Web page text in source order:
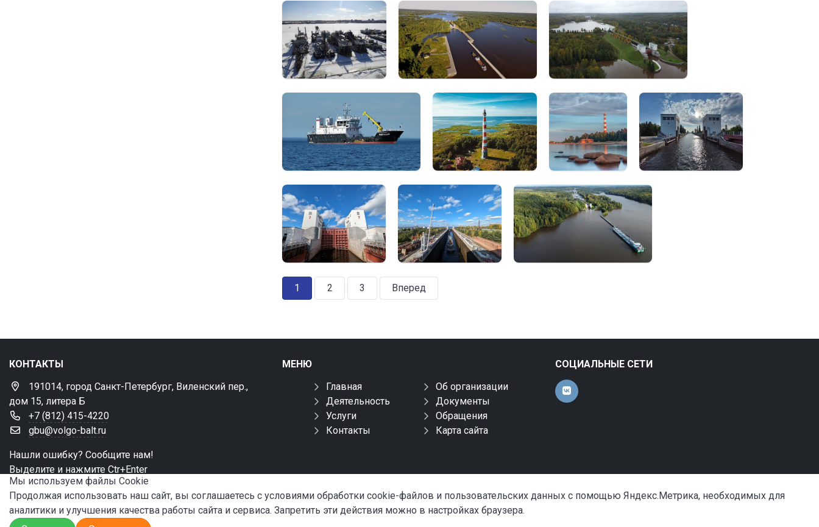
1 2 3 Вперед
КОНТАКТЫ
191014, город Санкт-Петербург, Виленский пер.,
дом 15, литера Б
+7 (812) 415-4220
gbu@volgo-balt.ru
Нашли ошибку? Сообщите нам!
Выделите и нажмите Ctr+Enter
МЕНЮ
Главная
Об организации
Деятельность
Документы
Услуги
Обращения
Контакты
Карта сайта
СОЦИАЛЬНЫЕ СЕТИ
© 2024 ФБУ «Администрация «Волго-Балт»
Мы используем файлы Сookie
Продолжая использовать наш сайт, вы соглашаетесь с условиями обработки cookie-файлов и пользовательских данных с помощью Яндекс.Метрика, необходимых для
аналитики и улучшения качества работы сайта и сервиса. Запретить эти действия можно в настройках браузера.